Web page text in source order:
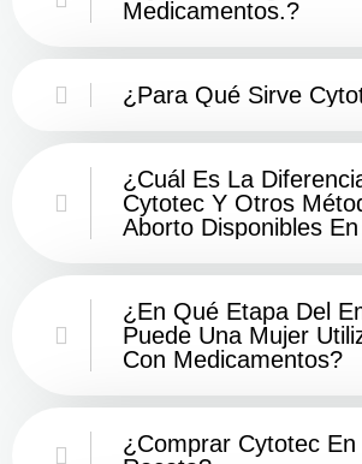
Medicamentos.?
¿Para Qué Sirve
¿Cuál Es La
Cytotec Y Otros
Aborto Disponibles
¿En Qué Etapa Del
Puede Una Mujer
Con Medicamentos?
¿Comprar Cytotec En